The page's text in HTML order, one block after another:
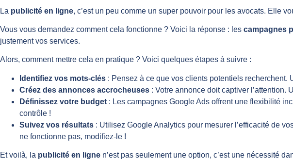
La publicité en ligne, c’est un peu comme un super pouvoir pour les avocats. Elle
Vous vous demandez comment cela fonctionne ? Voici la réponse : les campagnes
justement vos services.
Alors, comment mettre cela en pratique ? Voici quelques étapes à suivre :
Identifiez vos mots-clés : Pensez à ce que vos clients potentiels
Créez des annonces accrocheuses : Votre annonce doit captiver l’attention.
Définissez votre budget : Les campagnes Google Ads offrent une flexibilité
contrôle !
Suivez vos résultats : Utilisez Google Analytics pour mesurer l’efficacité de
ne fonctionne pas, modifiez-le !
Et voilà, la publicité en ligne n’est pas seulement une option, c’est une nécessité